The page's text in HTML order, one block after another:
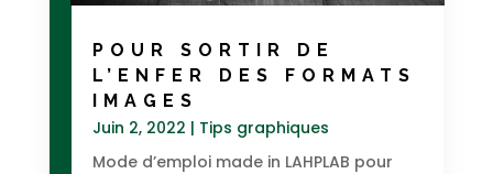
POUR SORTIR DE
L’ENFER DES FORMATS
IMAGES
Juin 2, 2022 | Tips graphiques
Mode d’emploi made in LAHPLAB pour